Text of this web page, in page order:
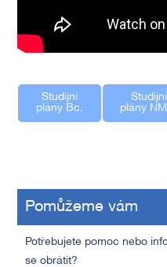
Studijní
plány Bc.
Studijní
plány
Pomůžeme vám
Potřebujete pomoc nebo
se obrátit?